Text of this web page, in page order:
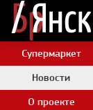
Супермаркет
Новости
О проекте